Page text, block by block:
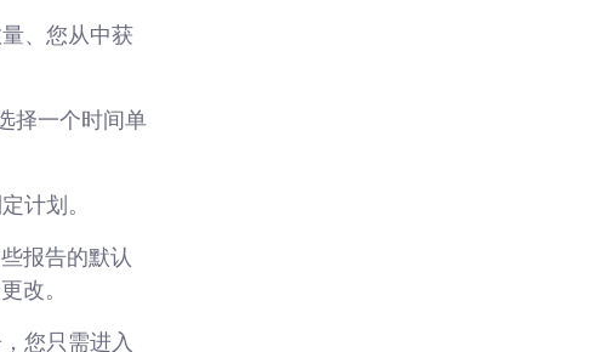
、您从中获
择一个时间单
计划。
报告的默认
改。
您只需进入